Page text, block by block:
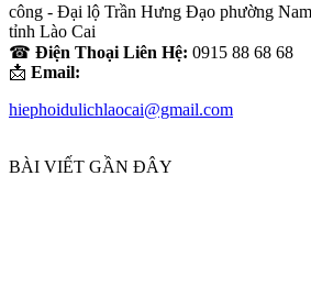
công - Đại lộ Trần Hưng Đạo phường
tỉnh Lào Cai
☎ Điện Thoại Liên Hệ: 0915 88 68 68
📩 Email:
hiephoidulichlaocai@gmail.com
BÀI VIẾT GẦN ĐÂY